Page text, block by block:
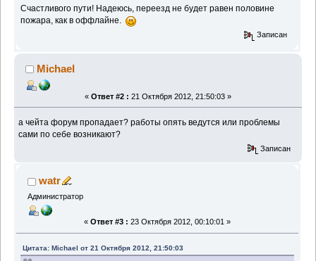
Счастливого пути! Надеюсь, переезд не будет равен половине
пожара, как в оффлайне.
Записан
Michael
« Ответ #2 : 21 Октября 2012, 21:50:03 »
а чейта форум пропадает? работы опять ведутся или проблемы
сами по себе возникают?
Записан
watr
Администратор
« Ответ #3 : 23 Октября 2012, 00:10:01 »
Цитата: Michael от 21 Октября 2012, 21:50:03